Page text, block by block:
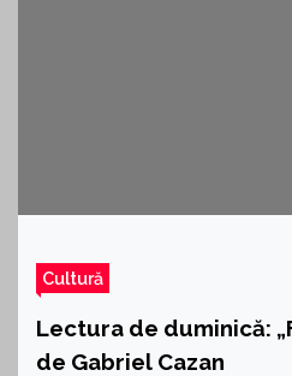
Cultură
Lectura de duminică:
de Gabriel Cazan